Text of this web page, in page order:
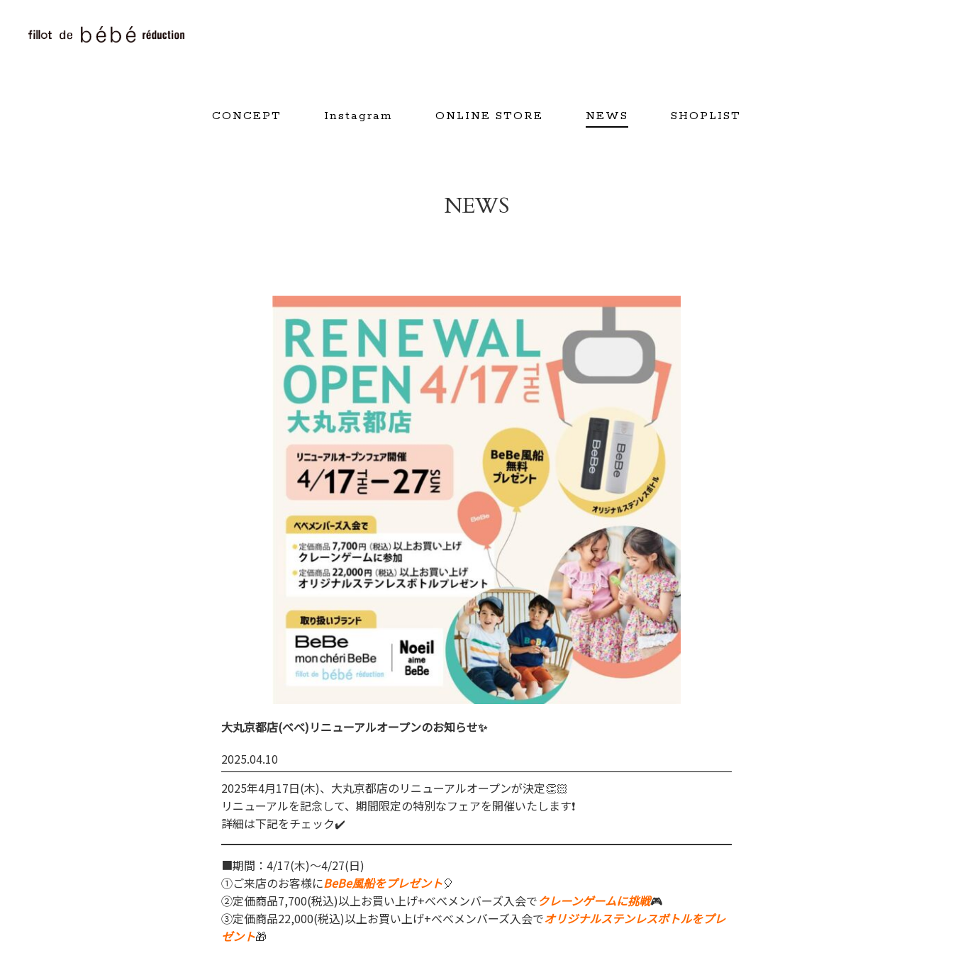
CONCEPT Instagram ONLINE STORE NEWS SHOPLIST
NEWS
大丸京都店(べべ)リニューアルオープンのお知らせ✨
2025.04.10
2025年4月17日(木)、大丸京都店のリニューアルオープンが決定👏🏻
リニューアルを記念して、期間限定の特別なフェアを開催いたします❗
詳細は下記をチェック✔️
■期間：4/17(木)～4/27(日)
①ご来店のお客様にBeBe風船をプレゼント🎈
②定価商品7,700(税込)以上お買い上げ+べべメンバーズ入会でクレーンゲームに挑戦🎮
③定価商品22,000(税込)以上お買い上げ+べべメンバーズ入会でオリジナルステンレスボトルをプレ
ゼント🎁